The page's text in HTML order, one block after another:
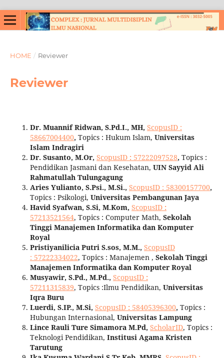
HOME / Reviewer
Reviewer
Dr. Muannif Ridwan, S.Pd.I., MH, ScopusID :
58667004400, Topics : Hukum Islam, Universitas
Islam Indragiri
Dr. Susanto, M.Or, ScopusID : 57222097528, Topics :
Pendidikan Jasmani dan Kesehatan, UIN Sayyid Ali
Rahmatullah Tulungagung
Aries Yulianto, S.Psi., M.Si., ScopusID : 58300157700,
Topics : Psikologi, Universitas Pembangunan Jaya
Havid Syafwan, S.Si, M.Kom, ScopusID :
57213521564, Topics : Computer Math, Sekolah
Tinggi Manajemen Informatika dan Komputer
Royal
Pristiyanilicia Putri S.sos, M.M., ScopusID
: 57222334022, Topics : Manajemen , Sekolah Tinggi
Manajemen Informatika dan Komputer Royal
Musyawir, S.Pd., M.Pd., ScopusID :
57211315839, Topics :Ilmu Pendidikan, Universitas
Iqra Buru
Luerdi, S.IP., M.Si, ScopusID: 58405396300, Topics :
Hubungan Internasional, Universitas Lampung
Lince Rauli Ture Simamora M.Pd, ScholarID, Topics :
Teknologi Pendidikan, Institusi Agama Kristen
Tarutung